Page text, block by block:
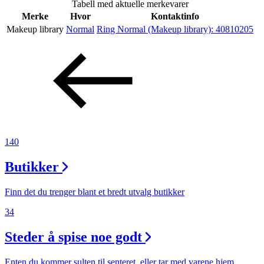
Inspirasjon
Gavekort
Tabell med aktuelle merkevarer
Merke
Hvor
Kontaktinfo
Makeup library Normal Ring Normal (Makeup library): 40810205
140
Butikker
Finn det du trenger blant et bredt utvalg butikker
34
Steder å spise noe godt
Enten du kommer sulten til senteret, eller tar med varene hjem